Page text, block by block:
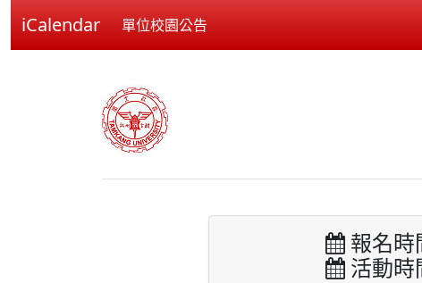
iCalendar 單位校園公告
報名
活動